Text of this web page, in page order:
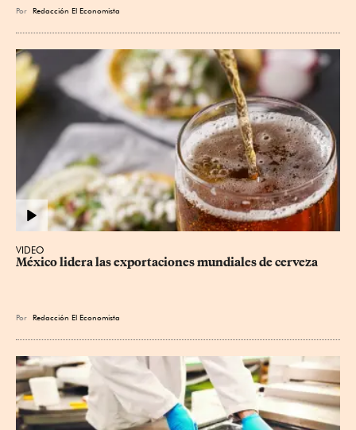
Por Redacción El Economista
VIDEO
México lidera las exportaciones mundiales de cerveza
Por Redacción El Economista